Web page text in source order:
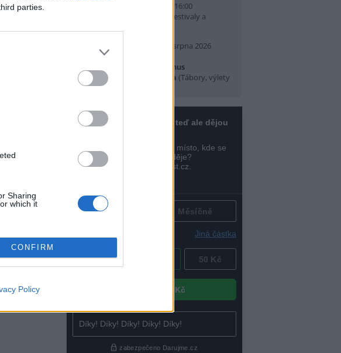
parties.
Sharing
which it
CONFIRM
Policy
9. srpna 2026 (neděle) 10:00 - 16:00
(Festivaly a
10. srpna 2026 (pondělí) - 14. srpna 2026
Hrajeme si v Pralese - 2. turnus
příměstského letního tábora (Tábory, výlety
a pobytové akce, Praha 19 )